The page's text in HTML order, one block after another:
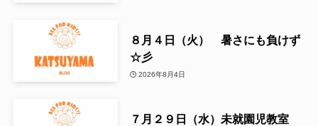
８月４日（火） 暑さにも負けず
☆彡
2026年8月4日
７月２９日（水）未就園児教室